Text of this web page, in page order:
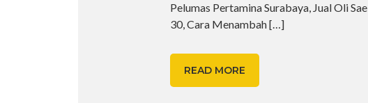
Pelumas Pertamina Surabaya, Jual Oli Sae
30, Cara Menambah[…]
READ MORE